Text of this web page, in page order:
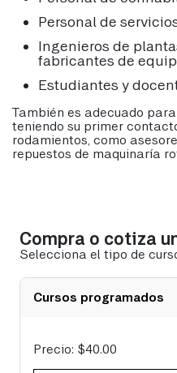
Personal de
Ingenieros de
fabricantes de
Estudiantes y
También es adecuado
teniendo su primer
rodamientos, como
repuestos de maquinaría
Compra o cotiza
Selecciona el tipo de
Cursos programados
Precio: $40.00